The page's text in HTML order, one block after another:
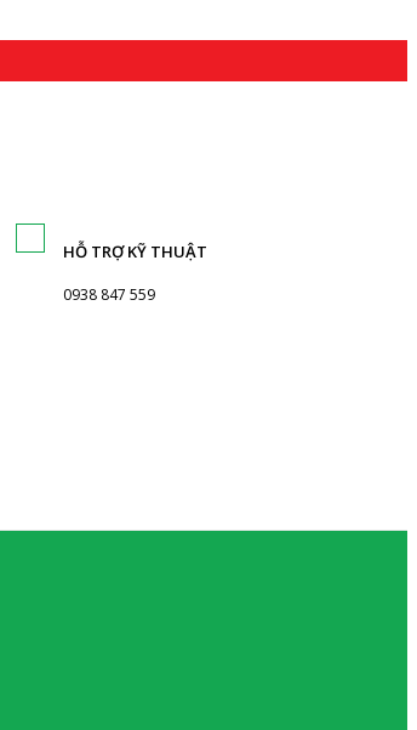
HỖ TRỢ KỸ THUẬT
0938 847 559